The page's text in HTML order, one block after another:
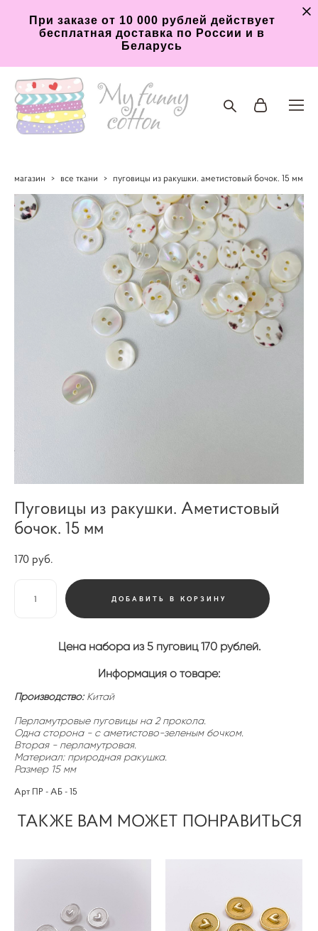
При заказе от 10 000 рублей действует
бесплатная доставка по России и в
Беларусь
магазин > все ткани > пуговицы из ракушки. аметистовый бочок. 15 мм
Пуговицы из ракушки. Аметистовый
бочок. 15 мм
170 pуб.
ДОБАВИТЬ В КОРЗИНУ
Цена набора из 5 пуговиц 170 рублей.
Информация о товаре:
Производство:Китай
Перламутровые пуговицы на 2 прокола.
Одна сторона - с аметистово-зеленым бочком.
Вторая - перламутровая.
Материал: природная ракушка.
Размер 15 мм
Арт ПР - АБ - 15
ТАКЖЕ ВАМ МОЖЕТ ПОНРАВИТЬСЯ